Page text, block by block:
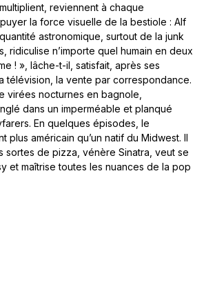
reviennent à chaque
la force visuelle de la bestiole : Alf
astronomique, surtout de la junk
ridiculise n’importe quel humain en deux
! », lâche-t-il, satisfait, après ses
télévision, la vente par correspondance.
virées nocturnes en bagnole,
dans un imperméable et planqué
En quelques épisodes, le
plus américain qu’un natif du Midwest. Il
sortes de pizza, vénère Sinatra, veut se
et maîtrise toutes les nuances de la pop